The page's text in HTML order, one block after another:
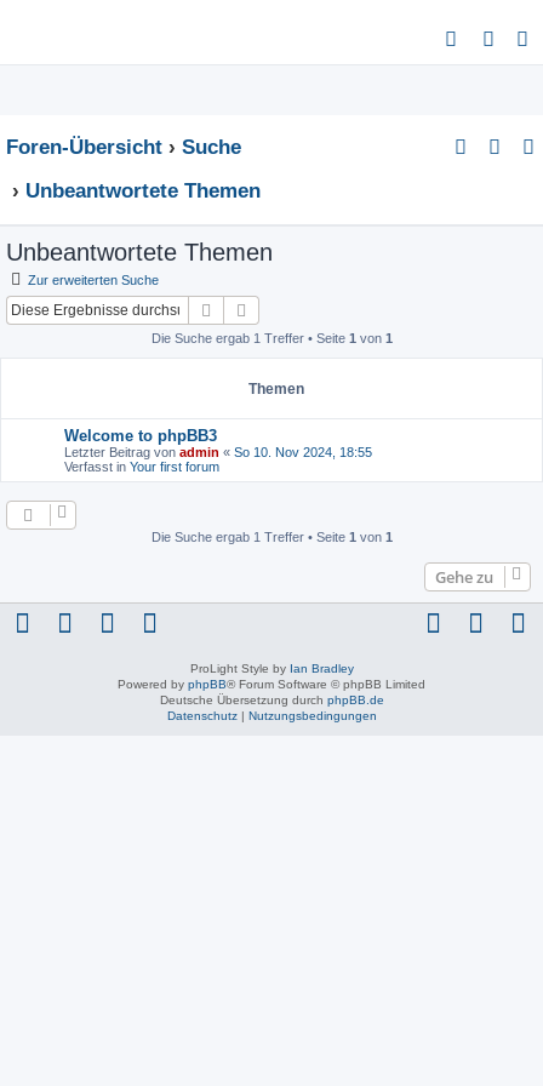
u
e
Foren-Übersicht
Suche
Unbeantwortete Themen
Unbeantwortete Themen
Zur erweiterten Suche
Suche
Die Suche ergab 1 Treffer • Seite 1 von 1
Themen
Welcome to phpBB3
Letzter Beitrag von admin « So 10. Nov 2024, 18:55
Verfasst in Your first forum
Die Suche ergab 1 Treffer • Seite 1 von 1
Gehe zu
ProLight Style by Ian Bradley
Powered by phpBB® Forum Software © phpBB Limited
Deutsche Übersetzung durch phpBB.de
Datenschutz| Nutzungsbedingungen